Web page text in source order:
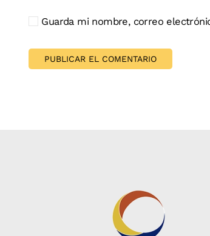
Guarda mi nombre, correo
PUBLICAR EL COMENTARIO